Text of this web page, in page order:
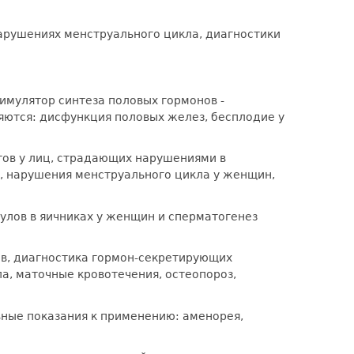
менструального цикла, диагностики
синтеза половых гормонов -
дисфункция половых желез, бесплодие у
у лиц, страдающих нарушениями в
нарушения менструального цикла у женщин,
в яичниках у женщин и сперматогенез
диагностика гормон-секретирующих
маточные кровотечения, остеопороз,
показания к применению: аменорея,